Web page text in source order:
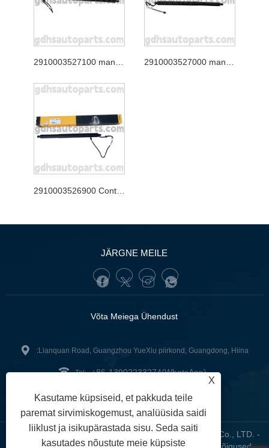
2910003526900 Continental tagaluugi tugine uue Range Rover Evoque OE nr jaoks. LR172984
JÄRGNE MEILE
Võta Meiega Ühendust
:Lianquan Road, Guangzhou YueXiu piirkond, Guangdong, Hiina
Tel: +86-13902233274(WhatsApp)
: tunofuzhilong@gdtuno.com
Autoriõigus © 2023 Guangzhou Hengsheng Auto Parts Co., LTD. -
Autode andurid, automootori kinnitus, autofiltrid - kõik õigused
X
Kasutame küpsiseid, et pakkuda teile
paremat sirvimiskogemust, analüüsida saidi
liiklust ja isikupärastada sisu. Seda saiti
kasutades nõustute meie küpsiste